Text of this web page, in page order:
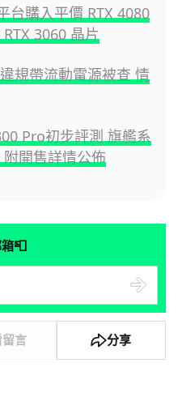
台購入平價 RTX 4080
3060 晶片
規帶流動電源被查 情
Pro初步評測 旗艦系
開售詳情公佈
📮
留言 分享